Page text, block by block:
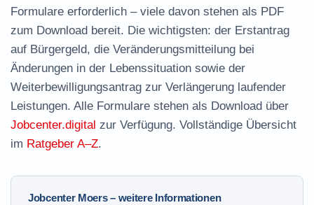
Formulare erforderlich – viele davon stehen als PDF
zum Download bereit. Die wichtigsten: der Erstantrag
auf Bürgergeld, die Veränderungsmitteilung bei
Änderungen in der Lebenssituation sowie der
Weiterbewilligungsantrag zur Verlängerung laufender
Leistungen. Alle Formulare stehen als Download über
Jobcenter.digital zur Verfügung. Vollständige Übersicht
im Ratgeber A–Z.
Jobcenter Moers – weitere Informationen